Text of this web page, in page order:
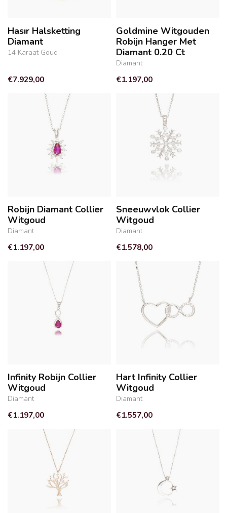
Hasır Halsketting
Diamant
14 Karaat Goud
€7.929,00
Goldmine Witgouden
Robijn Hanger Met
Diamant 0.20 Ct
Diamant
€1.197,00
Robijn Diamant Collier
Witgoud
Diamant
€1.197,00
Sneeuwvlok Collier
Witgoud
Diamant
€1.578,00
Infinity Robijn Collier
Witgoud
Diamant
€1.197,00
Hart Infinity Collier
Witgoud
Diamant
€1.557,00